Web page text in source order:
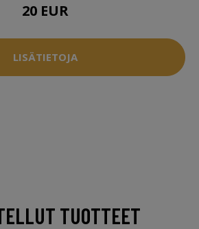
20 EUR
LISÄTIETOJA
TUOTTEET